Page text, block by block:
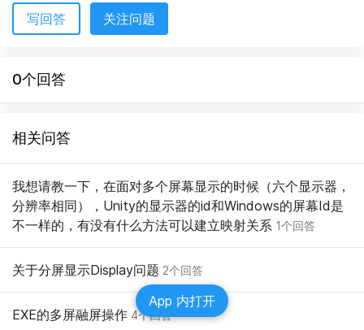
写回答 关注问题
0个回答
相关问答
我想请教一下，在面对多个屏幕显示的时候（六个显示器，
分辨率相同），Unity的显示器的id和Windows的屏幕Id是
不一样的，有没有什么方法可以建立映射关系 1个回答
关于分屏显示Display问题 2个回答
EXE的多屏融屏操作 4个回答
App 内打开